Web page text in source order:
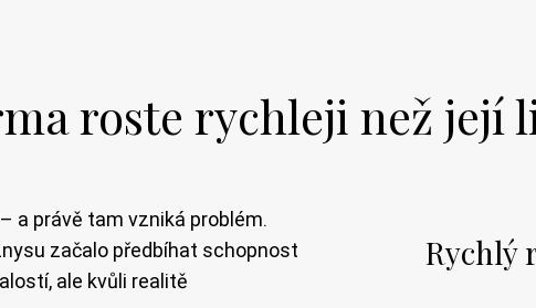
roste rychleji než její
Rychlý
a právě tam vzniká problém.
začalo předbíhat schopnost
ale kvůli realitě